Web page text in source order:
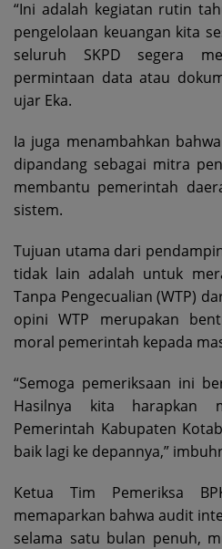
“Ini adalah kegiatan rutin
pengelolaan keuangan kita
seluruh SKPD segera
permintaan data atau
ujar Eka.
Ia juga menambahkan
dipandang sebagai mitra
membantu pemerintah
sistem.
Tujuan utama dari
tidak lain adalah untuk
Tanpa Pengecualian (WTP)
opini WTP merupakan
moral pemerintah kepada
“Semoga pemeriksaan ini
Hasilnya kita harapkan
Pemerintah Kabupaten
baik lagi ke depannya,”
Ketua Tim Pemeriksa
memaparkan bahwa audit
selama satu bulan penuh,